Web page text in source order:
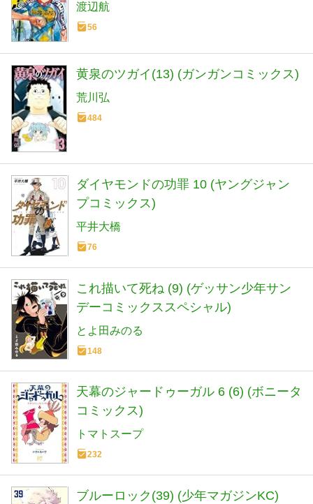
渡辺航
56
黄泉のツガイ(13) (ガンガンコミックス)
荒川弘
484
ダイヤモンドの功罪 10 (ヤングジャン
プコミックス)
平井大橋
76
これ描いて死ね (9) (ゲッサン少年サン
デーコミックススペシャル)
とよ田みのる
148
天幕のジャードゥーガル 6 (6) (ボニータ
コミックス)
トマトスープ
232
ブルーロック(39) (少年マガジンKC)